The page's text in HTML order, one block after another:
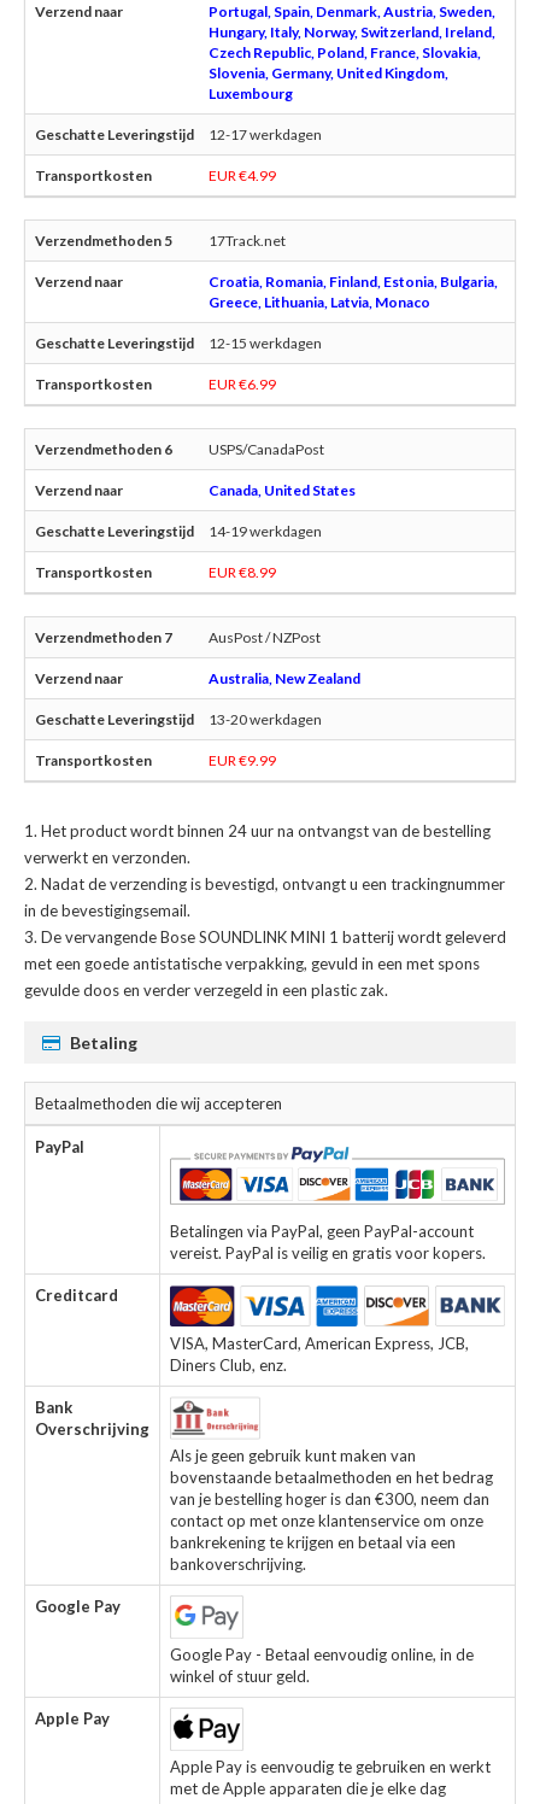
Portugal, Spain, Denmark, Austria, Sweden,
Hungary, Italy, Norway, Switzerland, Ireland,
Czech Republic, Poland, France, Slovakia,
Slovenia, Germany, United Kingdom,
Luxembourg
12-17 werkdagen
EUR €4.99
17Track.net
Croatia, Romania, Finland, Estonia, Bulgaria,
Greece, Lithuania, Latvia, Monaco
12-15 werkdagen
EUR €6.99
USPS/CanadaPost
Canada, United States
14-19 werkdagen
EUR €8.99
AusPost / NZPost
Australia, New Zealand
13-20 werkdagen
EUR €9.99
Het product wordt binnen 24 uur na ontvangst van de bestelling
verwerkt en verzonden.
Nadat de verzending is bevestigd, ontvangt u een trackingnummer
in de bevestigingsemail.
Devervangende Bose SOUNDLINK MINI 1 batterijwordt geleverd
met een goede antistatische verpakking, gevuld in een met spons
gevulde doos en verder verzegeld in een plastic zak.
Betaling
Betaalmethoden die wij accepteren
PayPal
Betalingen via PayPal, geen PayPal-account
vereist. PayPal is veilig en gratis voor kopers.
Creditcard
VISA, MasterCard, American Express, JCB,
Diners Club, enz.
Bank
Overschrijving
Als je geen gebruik kunt maken van
bovenstaande betaalmethoden en het bedrag
van je bestelling hoger is dan €300, neem dan
contact op met onze klantenservice om onze
bankrekening te krijgen en betaal via een
bankoverschrijving.
Google Pay
Google Pay - Betaal eenvoudig online, in de
winkel of stuur geld.
Apple Pay
Apple Pay is eenvoudig te gebruiken en werkt
met de Apple apparaten die je elke dag